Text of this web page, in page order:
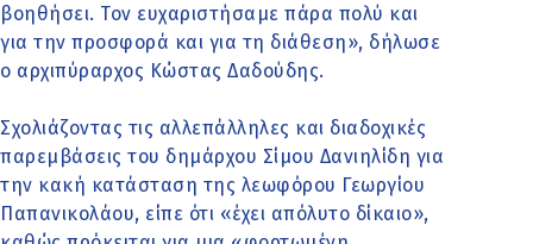
βοηθήσει. Τον ευχαριστήσαμε πάρα πολύ και
για την προσφορά και για τη διάθεση», δήλωσε
ο αρχιπύραρχος Κώστας Δαδούδης.
Σχολιάζοντας τις αλλεπάλληλες και διαδοχικές
παρεμβάσεις του δημάρχου Σίμου Δανιηλίδη για
την κακή κατάσταση της λεωφόρου Γεωργίου
Παπανικολάου, είπε ότι «έχει απόλυτο δίκαιο»,